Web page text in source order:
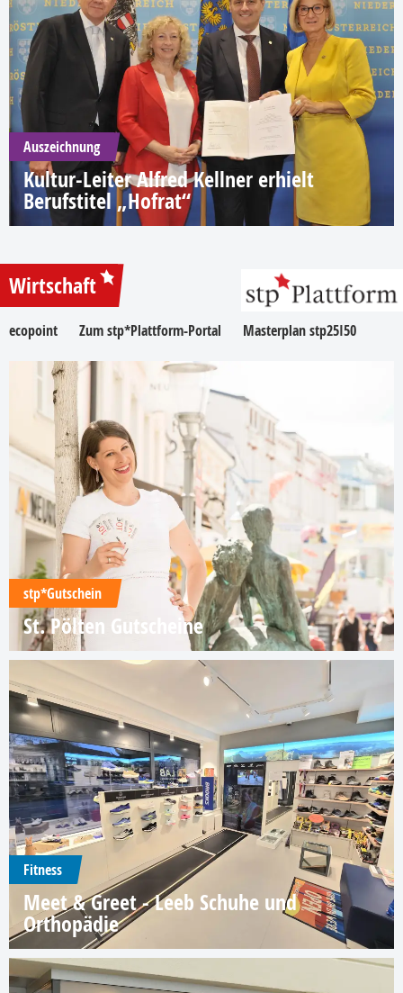
Auszeichnung
Kultur-Leiter Alfred Kellner erhielt
Berufstitel „Hofrat“
Wirtschaft
ecopoint Zum stp*Plattform-Portal Masterplan stp25I50
stp*Gutschein
St. Pölten Gutscheine
Fitness
Meet & Greet - Leeb Schuhe und
Orthopädie